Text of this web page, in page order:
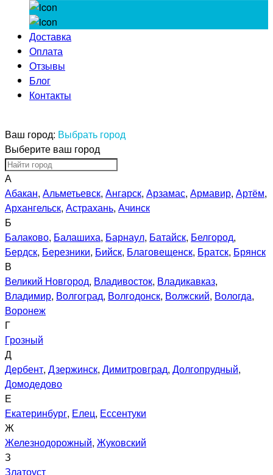
Доставка
Оплата
Отзывы
Блог
Контакты
Ваш город: Выбрать город
Выберите ваш город
А
Абакан, Альметьевск, Ангарск, Арзамас, Армавир, Артём,
Архангельск, Астрахань, Ачинск
Б
Балаково, Балашиха, Барнаул, Батайск, Белгород,
Бердск, Березники, Бийск, Благовещенск, Братск, Брянск
В
Великий Новгород, Владивосток, Владикавказ,
Владимир, Волгоград, Волгодонск, Волжский, Вологда,
Воронеж
Г
Грозный
Д
Дербент, Дзержинск, Димитровград, Долгопрудный,
Домодедово
Е
Екатеринбург, Елец, Ессентуки
Ж
Железнодорожный, Жуковский
З
Златоуст